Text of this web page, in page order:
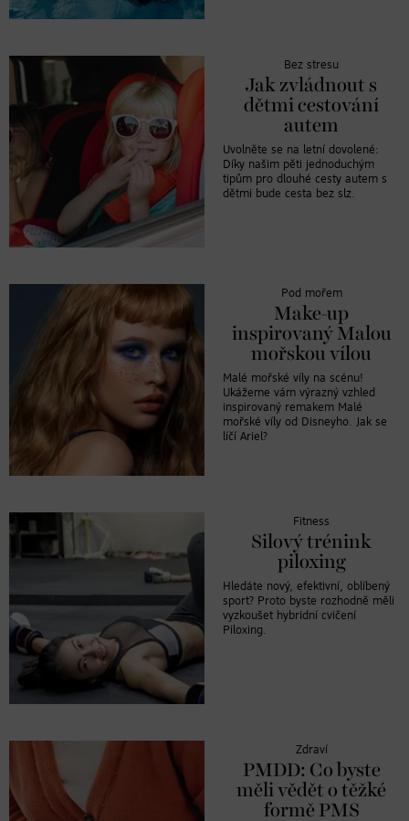
Bez stresu
Jak zvládnout s
dětmi cestování
autem
Uvolněte se na letní dovolené:
Díky našim pěti jednoduchým
tipům pro dlouhé cesty autem s
dětmi bude cesta bez slz.
Pod mořem
Make-up
inspirovaný Malou
mořskou vílou
Malé mořské víly na scénu!
Ukážeme vám výrazný vzhled
inspirovaný remakem Malé
mořské víly od Disneyho. Jak se
líčí Ariel?
Fitness
Silový trénink
piloxing
Hledáte nový, efektivní, oblíbený
sport? Proto byste rozhodně měli
vyzkoušet hybridní cvičení
Piloxing.
Zdraví
PMDD: Co byste
měli vědět o těžké
formě PMS